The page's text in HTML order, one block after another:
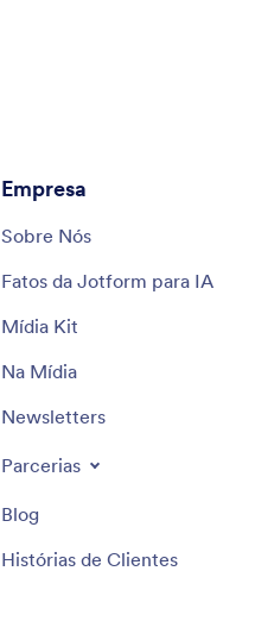
Empresa
Sobre Nós
Fatos da Jotform para IA
Mídia Kit
Na Mídia
Newsletters
Parcerias
Blog
Histórias de Clientes